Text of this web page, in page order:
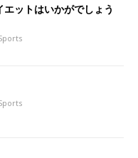
ットはいかがでしょう